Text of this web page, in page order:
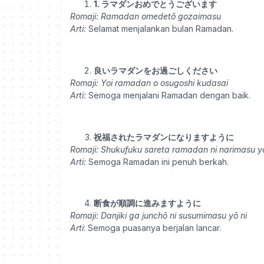
1. ラマダンおめでとうございます
Romaji: Ramadan omedetō gozaimasu
Arti: Selamat menjalankan bulan Ramadan.
良いラマダンをお過ごしください
Romaji: Yoi ramadan o osugoshi kudasai
Arti: Semoga menjalani Ramadan dengan baik.
祝福されたラマダンになりますように
Romaji: Shukufuku sareta ramadan ni narimasu
Arti: Semoga Ramadan ini penuh berkah.
断食が順調に進みますように
Romaji: Danjiki ga junchō ni susumimasu yō ni
Arti: Semoga puasanya berjalan lancar.